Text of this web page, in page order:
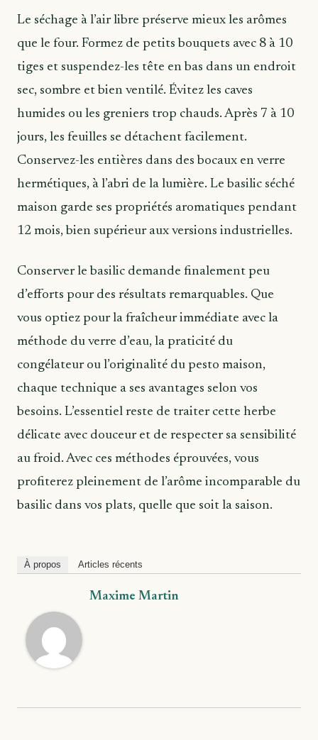
Le séchage à l’air libre préserve mieux les arômes
que le four. Formez de petits bouquets avec 8 à 10
tiges et suspendez-les tête en bas dans un endroit
sec, sombre et bien ventilé. Évitez les caves
humides ou les greniers trop chauds. Après 7 à 10
jours, les feuilles se détachent facilement.
Conservez-les entières dans des bocaux en verre
hermétiques, à l’abri de la lumière. Le basilic séché
maison garde ses propriétés aromatiques pendant
12 mois, bien supérieur aux versions industrielles.
Conserver le basilic demande finalement peu
d’efforts pour des résultats remarquables. Que
vous optiez pour la fraîcheur immédiate avec la
méthode du verre d’eau, la praticité du
congélateur ou l’originalité du pesto maison,
chaque technique a ses avantages selon vos
besoins. L’essentiel reste de traiter cette herbe
délicate avec douceur et de respecter sa sensibilité
au froid. Avec ces méthodes éprouvées, vous
profiterez pleinement de l’arôme incomparable du
basilic dans vos plats, quelle que soit la saison.
À propos Articles récents
Maxime Martin